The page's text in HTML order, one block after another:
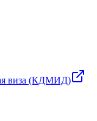
виза (КДМИД)